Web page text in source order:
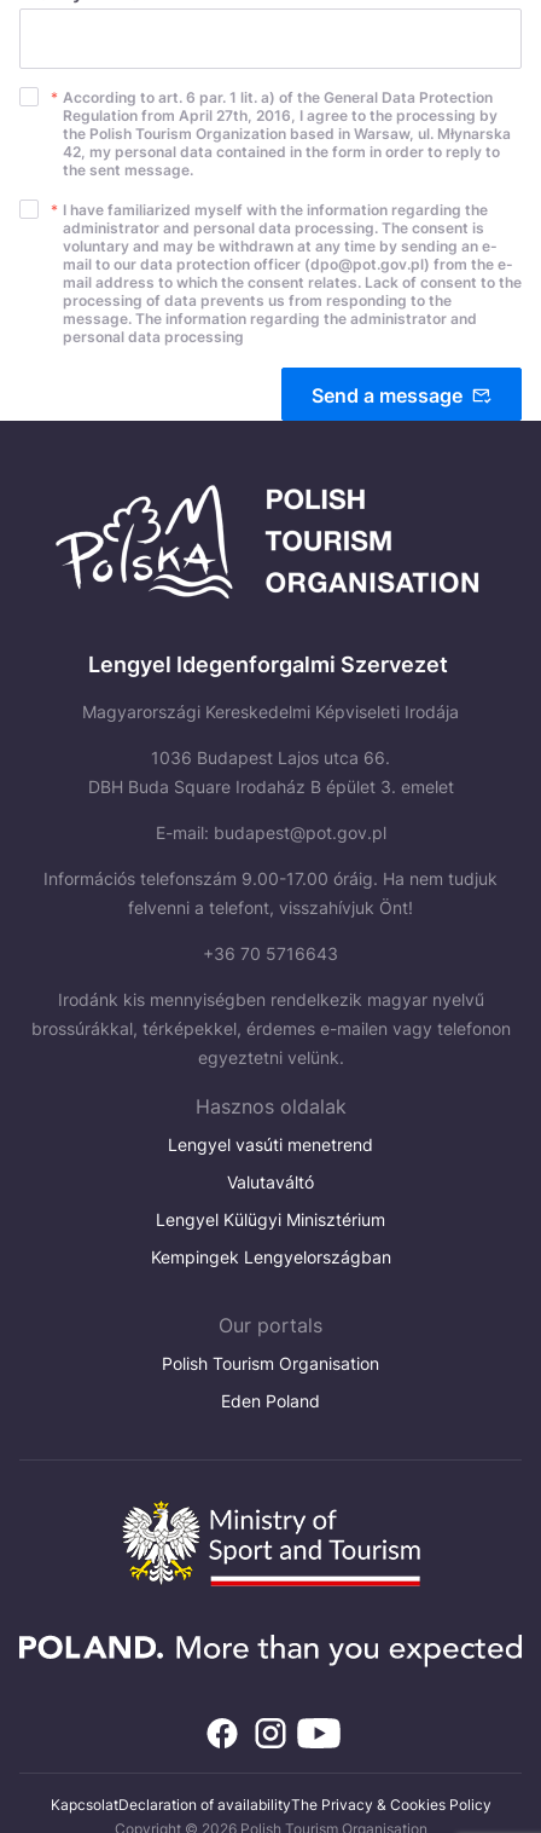
* According to art. 6 par. 1 lit. a) of the General Data Protection
Regulation from April 27th, 2016, I agree to the processing by
the Polish Tourism Organization based in Warsaw, ul. Młynarska
42, my personal data contained in the form in order to reply to
the sent message.
* I have familiarized myself with the information regarding the
administrator and personal data processing. The consent is
voluntary and may be withdrawn at any time by sending an e-
mail to our data protection officer (dpo@pot.gov.pl) from the e-
mail address to which the consent relates. Lack of consent to the
processing of data prevents us from responding to the
message. The information regarding the administrator and
personal data processing
Send a message
Lengyel Idegenforgalmi Szervezet
Magyarországi Kereskedelmi Képviseleti Irodája
1036 Budapest Lajos utca 66.
DBH Buda Square Irodaház B épület 3. emelet
E-mail: budapest@pot.gov.pl
Információs telefonszám 9.00-17.00 óráig. Ha nem tudjuk
felvenni a telefont, visszahívjuk Önt!
+36 70 5716643
Irodánk kis mennyiségben rendelkezik magyar nyelvű
brossúrákkal, térképekkel, érdemes e-mailen vagy telefonon
egyeztetni velünk.
Hasznos oldalak
Lengyel vasúti menetrend
Valutaváltó
Lengyel Külügyi Minisztérium
Kempingek Lengyelországban
Our portals
Polish Tourism Organisation
Eden Poland
KapcsolatDeclaration of availabilityThe Privacy & Cookies Policy
Copyright © 2026 Polish Tourism Organisation